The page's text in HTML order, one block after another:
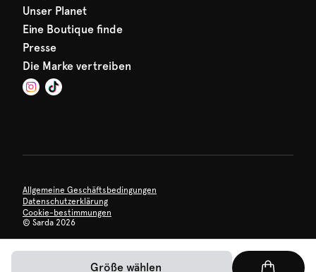
Größe wählen
Unser Planet
Eine Boutique finde
Presse
Die Marke vertreiben
Allgemeine Geschäftsbedingungen
Datenschutzerklärung
Cookie-bestimmungen
© Sarda 2026